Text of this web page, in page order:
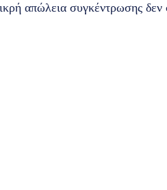
απώλεια συγκέντρωσης δεν